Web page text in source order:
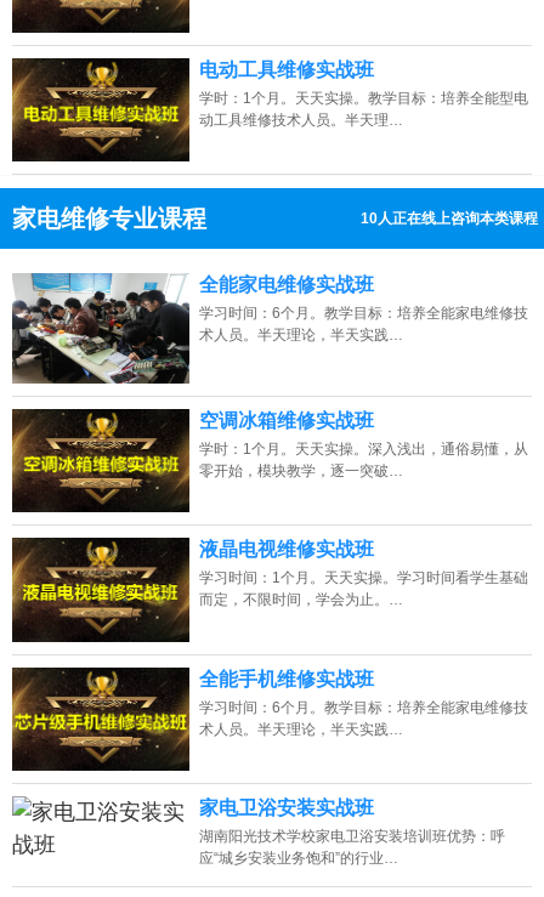
电动工具维修实战班
学时：1个月。天天实操。教学目标：培养全能型电
动工具维修技术人员。半天理…
家电维修专业课程 10人正在线上咨询本类课程
点击免费咨询电话：13807313137
全能家电维修实战班
学习时间：6个月。教学目标：培养全能家电维修技
术人员。半天理论，半天实践…
空调冰箱维修实战班
学时：1个月。天天实操。深入浅出，通俗易懂，从
零开始，模块教学，逐一突破…
液晶电视维修实战班
学习时间：1个月。天天实操。学习时间看学生基础
而定，不限时间，学会为止。…
全能手机维修实战班
学习时间：6个月。教学目标：培养全能家电维修技
术人员。半天理论，半天实践…
家电卫浴安装实战班
湖南阳光技术学校家电卫浴安装培训班优势：呼
应“城乡安装业务饱和”的行业…